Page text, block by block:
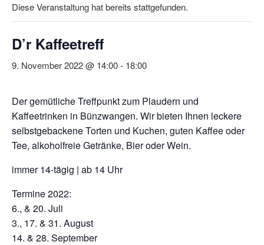
Diese Veranstaltung hat bereits stattgefunden.
D’r Kaffeetreff
9. November 2022 @ 14:00- 18:00
Der gemütliche Treffpunkt zum Plaudern und
Kaffeetrinken in Bünzwangen. Wir bieten Ihnen leckere
selbstgebackene Torten und Kuchen, guten Kaffee oder
Tee, alkoholfreie Getränke, Bier oder Wein.
immer 14-tägig | ab 14 Uhr
Termine 2022:
6., & 20. Juli
3., 17. & 31. August
14. & 28. September